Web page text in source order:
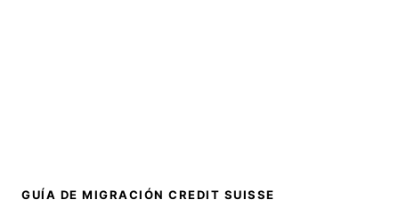
GUÍA DE MIGRACIÓN CREDIT SUISSE